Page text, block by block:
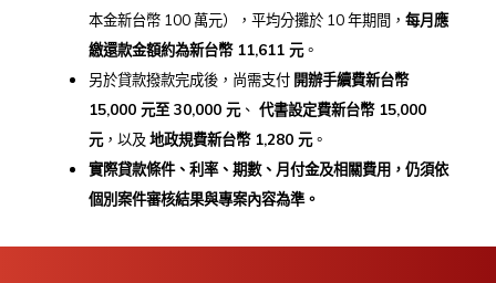
本金新台幣 100 萬元），平均分攤於 10 年期間， 每月應
繳還款金額約為新台幣 11,611 元。
另於貸款撥款完成後，尚需支付 開辦手續費新台幣
15,000 元至 30,000 元、 代書設定費新台幣 15,000
元，以及 地政規費新台幣 1,280 元。
實際貸款條件、利率、期數、月付金及相關費用， 仍須依
個別案件審核結果與專案內容為準。